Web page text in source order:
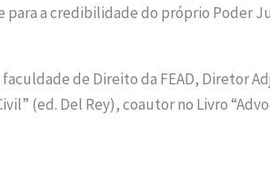
a credibilidade do próprio Poder
de Direito da FEAD, Diretor
(ed. Del Rey), coautor no Livro